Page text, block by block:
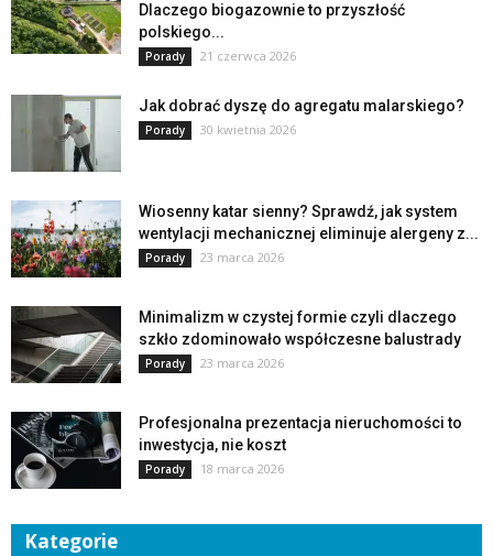
Dlaczego biogazownie to przyszłość
polskiego...
Porady 21 czerwca 2026
Jak dobrać dyszę do agregatu malarskiego?
Porady 30 kwietnia 2026
Wiosenny katar sienny? Sprawdź, jak system
wentylacji mechanicznej eliminuje alergeny z...
Porady 23 marca 2026
Minimalizm w czystej formie czyli dlaczego
szkło zdominowało współczesne balustrady
Porady 23 marca 2026
Profesjonalna prezentacja nieruchomości to
inwestycja, nie koszt
Porady 18 marca 2026
Kategorie